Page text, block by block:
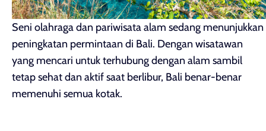
Seni olahraga dan pariwisata alam sedang menunjukkan
peningkatan permintaan di Bali. Dengan wisatawan
yang mencari untuk terhubung dengan alam sambil
tetap sehat dan aktif saat berlibur, Bali benar-benar
memenuhi semua kotak.